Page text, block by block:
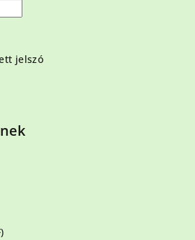
jelszó